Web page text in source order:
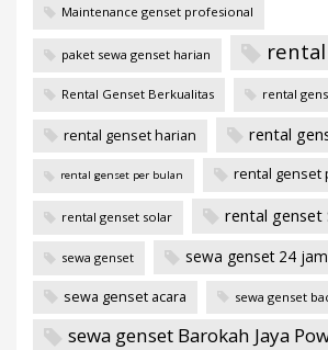
Maintenance genset profesional
paket sewa genset harian
Rental Genset Berkualitas rental
rental genset harian rental
rental genset per bulan rental genset
rental genset solar rental genset
sewa genset sewa genset 24 jam
sewa genset acara sewa genset
sewa genset Barokah Jaya